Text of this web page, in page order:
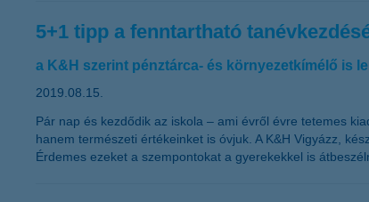
5+1 tipp a fenntartható
a K&H szerint pénztárca- és környezetkímélő is
2019.08.15.
Pár nap és kezdődik az iskola – ami évről évre tetemes
hanem természeti értékeinket is óvjuk. A K&H Vigyázz,
Érdemes ezeket a szempontokat a gyerekekkel is